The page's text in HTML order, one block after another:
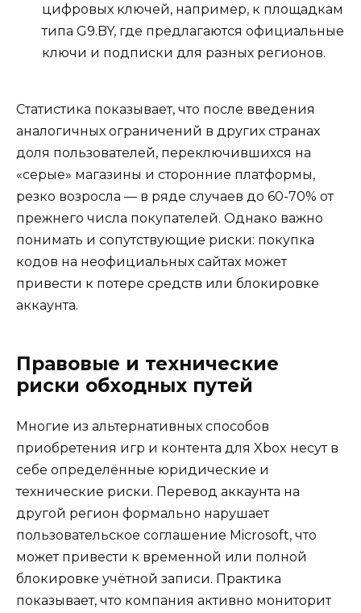
цифровых ключей, например, к площадкам
типа G9.BY, где предлагаются официальные
ключи и подписки для разных регионов.
Статистика показывает, что после введения
аналогичных ограничений в других странах
доля пользователей, переключившихся на
«серые» магазины и сторонние платформы,
резко возросла — в ряде случаев до 60-70% от
прежнего числа покупателей. Однако важно
понимать и сопутствующие риски: покупка
кодов на неофициальных сайтах может
привести к потере средств или блокировке
аккаунта.
Правовые и технические
риски обходных путей
Многие из альтернативных способов
приобретения игр и контента для Xbox несут в
себе определённые юридические и
технические риски. Перевод аккаунта на
другой регион формально нарушает
пользовательское соглашение Microsoft, что
может привести к временной или полной
блокировке учётной записи. Практика
показывает, что компания активно мониторит